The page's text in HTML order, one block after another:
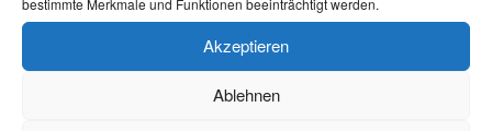
Akzeptieren
Ablehnen
+ iCal / Outlook export